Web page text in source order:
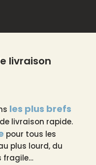
livraison
les plus brefs
livraison rapide.
pour tous les
plus lourd, du
fragile…